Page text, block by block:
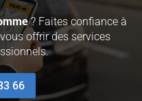
? Faites confiance à
offrir des services
66